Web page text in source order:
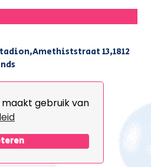
gebruik van
13,1812
info@kirpa.nl
Reserved.